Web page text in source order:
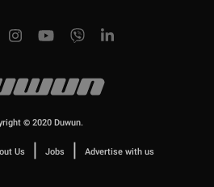
© 2020 Duwun.
Us | Jobs | Advertise with us